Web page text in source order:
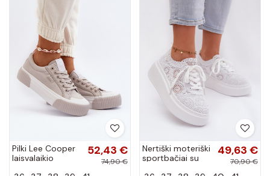
Pilki Lee Cooper
laisvalaikio
52,43 €
74,90 €
Nertiški moteriški
sportbačiai su
49,63 €
70,90 €